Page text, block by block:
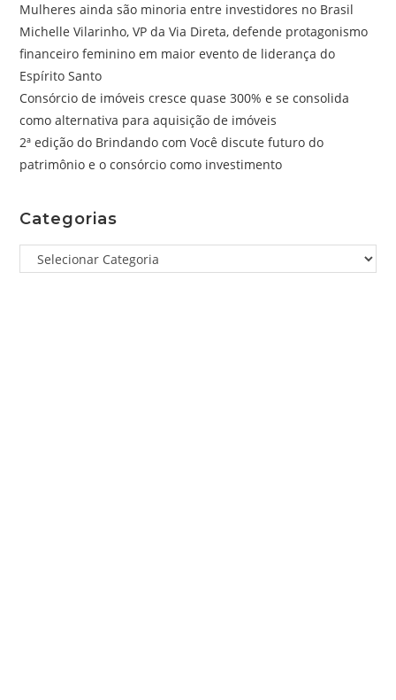
Mulheres ainda são minoria entre investidores no Brasil
Michelle Vilarinho, VP da Via Direta, defende protagonismo
financeiro feminino em maior evento de liderança do
Espírito Santo
Consórcio de imóveis cresce quase 300% e se consolida
como alternativa para aquisição de imóveis
2ª edição do Brindando com Você discute futuro do
patrimônio e o consórcio como investimento
Categorias